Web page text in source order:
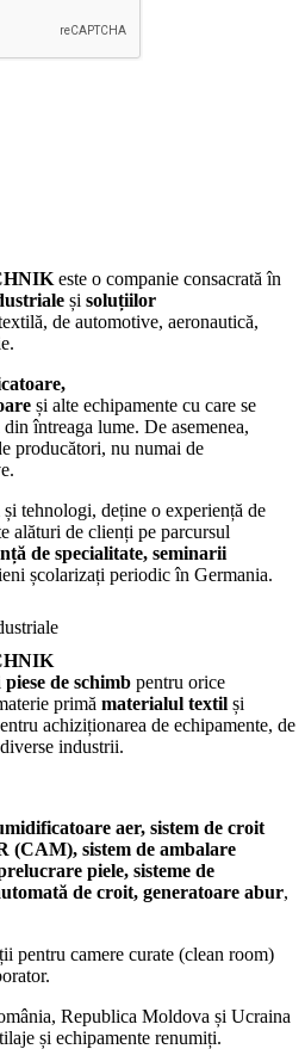
este o companie consacrată în
și soluțiilor
de automotive, aeronautică,
și alte echipamente cu care se
întreaga lume. De asemenea,
producători, nu numai de
tehnologi, deține o experiență de
alături de clienți pe parcursul
de specialitate, seminarii
școlarizați periodic în Germania.
piese de schimb pentru orice
primă materialul textil și
achiziționarea de echipamente, de
industrii.
aer, sistem de croit
sistem de ambalare
piele, sisteme de
de croit, generatoare abur,
pentru camere curate (clean room)
Republica Moldova și Ucraina
și echipamente renumiți.